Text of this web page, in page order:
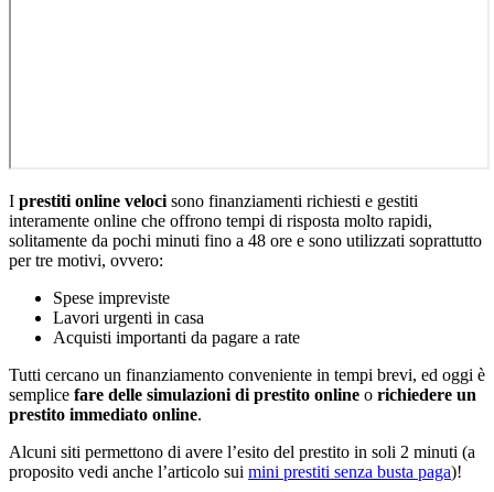
I prestiti online veloci sono finanziamenti richiesti e gestiti
interamente online che offrono tempi di risposta molto rapidi,
solitamente da pochi minuti fino a 48 ore e sono utilizzati soprattutto
per tre motivi, ovvero:
Spese impreviste
Lavori urgenti in casa
Acquisti importanti da pagare a rate
Tutti cercano un finanziamento conveniente in tempi brevi, ed oggi è
semplice fare delle simulazioni di prestito online o richiedere un
prestito immediato online.
Alcuni siti permettono di avere l’esito del prestito in soli 2 minuti (a
proposito vedi anche l’articolo sui mini prestiti senza busta paga)!